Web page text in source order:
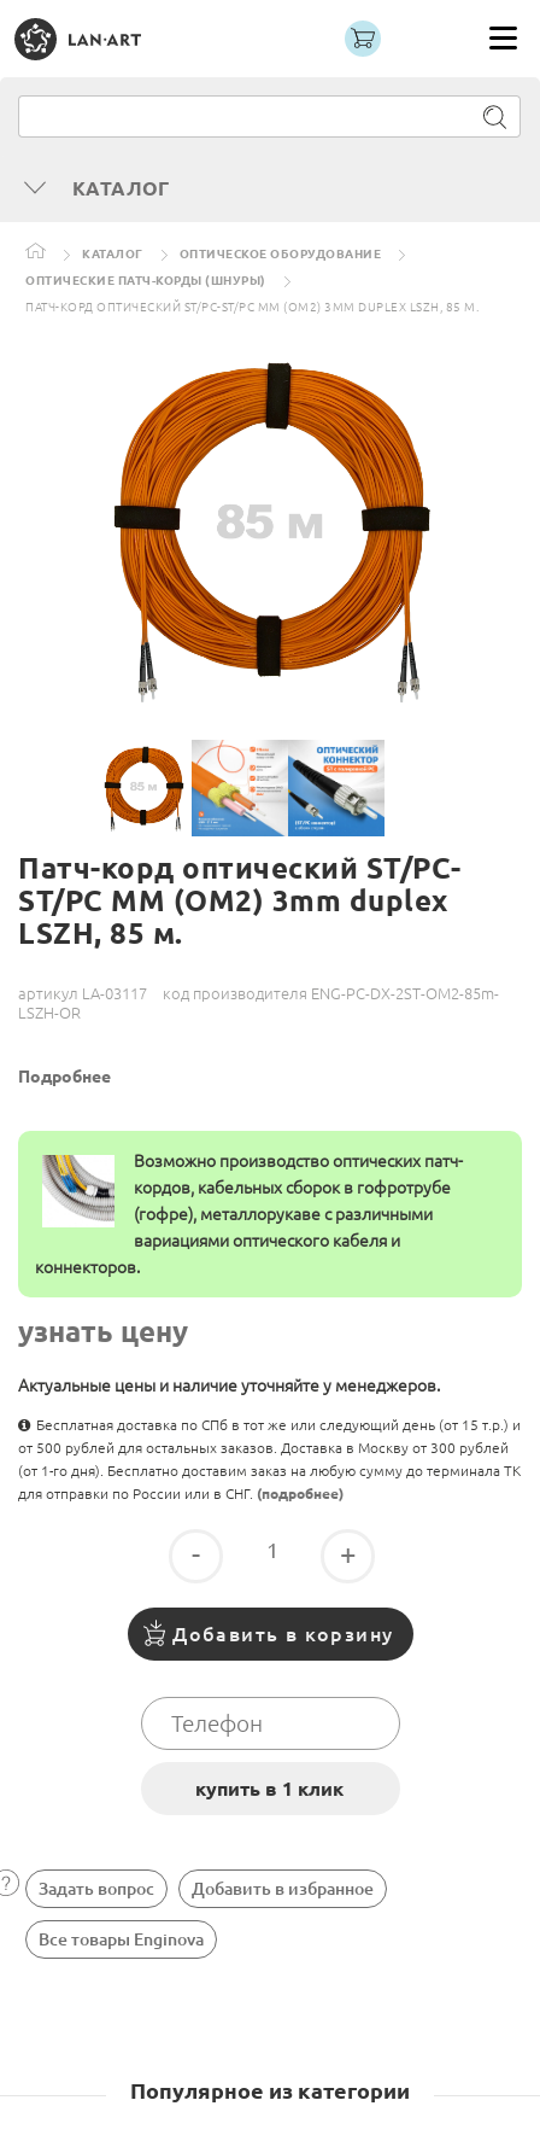
КАТАЛОГ
КАТАЛОГ
ОПТИЧЕСКОЕ ОБОРУДОВАНИЕ
ОПТИЧЕСКИЕ ПАТЧ-КОРДЫ (ШНУРЫ)
ПАТЧ-КОРД ОПТИЧЕСКИЙ ST/PC-ST/PC MM (OM2) 3MM DUPLEX LSZH, 85 М.
Патч-корд оптический ST/PC-
ST/PC MM (OM2) 3mm duplex
LSZH, 85 м.
артикул LA-03117
код производителя ENG-PC-DX-2ST-OM2-85m-
LSZH-OR
Подробнее
Возможно производство оптических патч-
кордов, кабельных сборок в гофротрубе
(гофре), металлорукаве с различными
вариациями оптического кабеля и
коннекторов.
узнать цену
Актуальные цены и наличие уточняйте у менеджеров.
Бесплатная доставка по СПб в тот же или следующий день (от 15 т.р.) и
от 500 рублей для остальных заказов. Доставка в Москву от 300 рублей
(от 1-го дня). Бесплатно доставим заказ на любую сумму до терминала ТК
для отправки по России или в СНГ. (подробнее)
- +
Добавить в корзину
Задать вопрос Добавить в избранное
Все товары Enginova
Популярное из категории